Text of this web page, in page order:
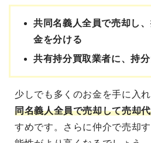
共同名義人全員で売却し
金を分ける
共有持分買取業者に、持
少しでも多くのお金を手に入
同名義人全員で売却して売却
すめです。さらに仲介で売却